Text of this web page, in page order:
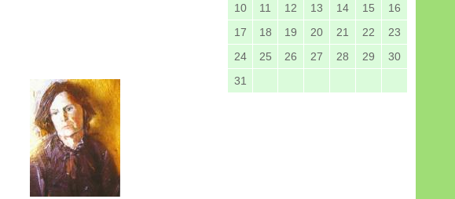
10
11 12 13 14 15
16
17
18 19 20 21 22
23
24
25 26 27 28 29
30
31